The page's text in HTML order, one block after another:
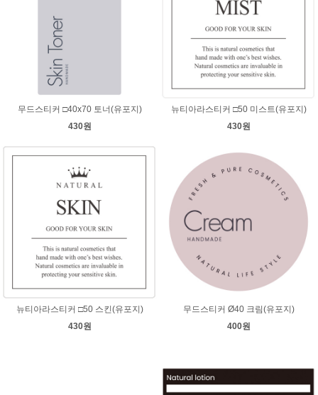
무드스티커 □40x70 토너(유포지)
430원
뉴티아라스티커 □50 미스트(유포지)
430원
뉴티아라스티커 □50 스킨(유포지)
430원
무드스티커 Ø40 크림(유포지)
400원